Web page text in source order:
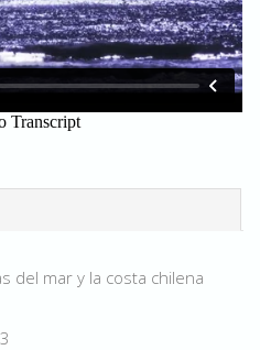
del mar y la costa chilena